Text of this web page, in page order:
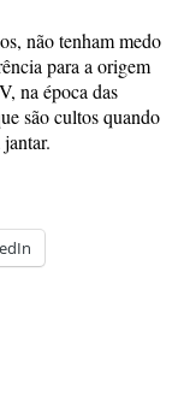
não tenham medo
para a origem
na época das
são cultos quando